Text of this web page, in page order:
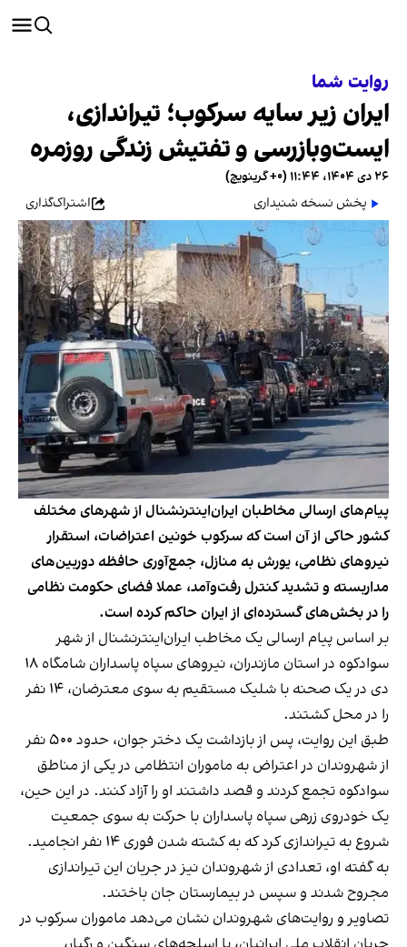
روایت شما
ایران زیر سایه سرکوب؛ تیراندازی،
ایست‌وبازرسی و تفتیش زندگی روزمره
۲۶ دی ۱۴۰۴، ۱۱:۴۴ (‎+۰ گرینویچ)
پخش نسخه شنیداری
اشتراک‌گذاری
پیام‌های ارسالی مخاطبان ایران‌اینترنشنال از شهرهای مختلف
کشور حاکی از آن است که سرکوب خونین اعتراضات، استقرار
نیروهای نظامی، یورش به منازل، جمع‌آوری حافظه دوربین‌های
مداربسته و تشدید کنترل رفت‌وآمد، عملا فضای حکومت نظامی
را در بخش‌های گسترده‌ای از ایران حاکم کرده است.
بر اساس پیام ارسالی یک مخاطب ایران‌اینترنشنال از شهر
سوادکوه در استان مازندران، نیروهای سپاه پاسداران شامگاه ۱۸
دی در یک صحنه با شلیک مستقیم به سوی معترضان، ۱۴ نفر
را در محل کشتند.
طبق این روایت، پس از بازداشت یک دختر جوان، حدود ۵۰۰ نفر
از شهروندان در اعتراض به ماموران انتظامی در یکی از مناطق
سوادکوه تجمع کردند و قصد داشتند او را آزاد کنند. در این حین،
یک خودروی زرهی سپاه پاسداران با حرکت به سوی جمعیت
شروع به تیراندازی کرد که به کشته شدن فوری ۱۴ نفر انجامید.
به گفته او، تعدادی از شهروندان نیز در جریان این تیراندازی
مجروح شدند و سپس در بیمارستان جان باختند.
تصاویر و روایت‌های شهروندان نشان می‌دهد ماموران سرکوب در